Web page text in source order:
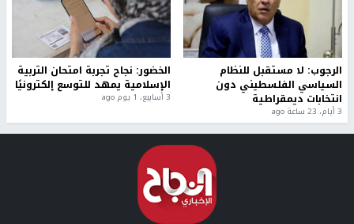
الرجوب: لا مستقبل للنظام
السياسي الفلسطيني دون
انتخابات ديمقراطية
3 أيام، 23 ساعة ago
الخضور: نجاح تجربة امتحان التربية
الإسلامية يمهد للتوسع إلكترونيًا
3 أسابيع، 1 يوم ago